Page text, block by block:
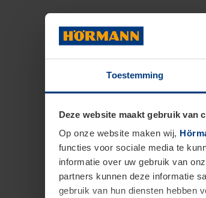
Toestemming
Deze website maakt gebruik van
Op onze website maken wij,
functies voor sociale media te
informatie over uw gebruik van
partners kunnen deze informatie
gebruik van hun diensten hebben